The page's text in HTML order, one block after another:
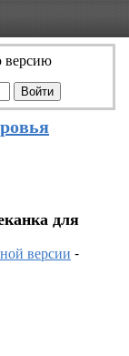
версию
для
версии -